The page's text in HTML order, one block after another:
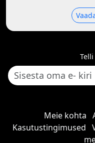
Meie kohta
Kasutustingimused